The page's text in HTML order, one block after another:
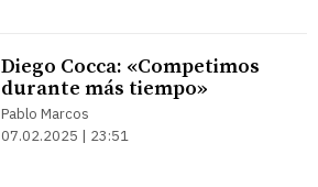
Diego Cocca: «Competimos
durante más tiempo»
Pablo Marcos
07.02.2025 | 23:51